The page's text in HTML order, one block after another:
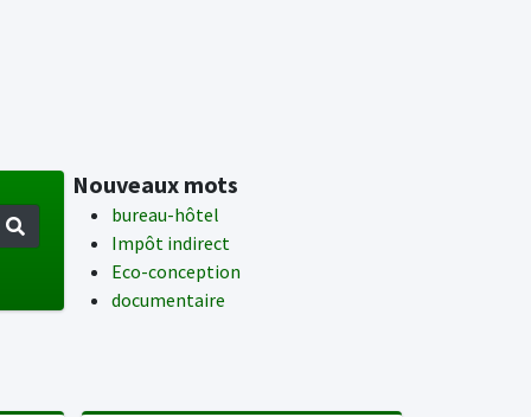
Nouveaux mots
bureau-hôtel
Impôt indirect
Eco-conception
documentaire